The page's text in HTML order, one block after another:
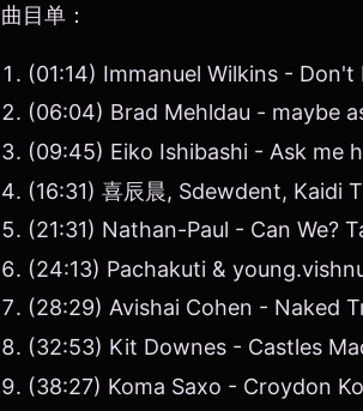
曲目单：
(01:14) Immanuel Wilkins - Don't
(06:04) Brad Mehldau - maybe
(09:45) Eiko Ishibashi - Ask me
(16:31) 喜辰晨, Sdewdent, Kaidi
(21:31) Nathan-Paul - Can We?
(24:13) Pachakuti &
(28:29) Avishai Cohen - Naked
(32:53) Kit Downes - Castles
(38:27) Koma Saxo - Croydon